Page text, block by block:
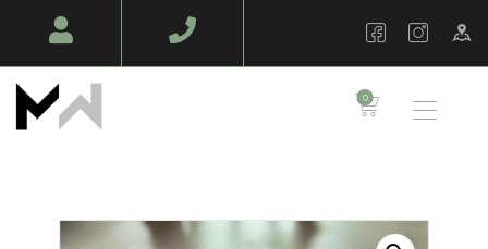
0
MAZAWOOD - MENUISERIE
Design Bois & Décoration – Fabrication
MESURE